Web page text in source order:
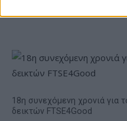
18η συνεχόμενη χρονιά για
δεικτών FTSE4Good